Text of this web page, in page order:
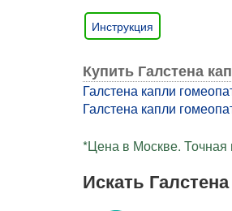
Инструкция
Купить Галстена
Галстена капли
Галстена капли
*Цена в Москве. Точная
Искать